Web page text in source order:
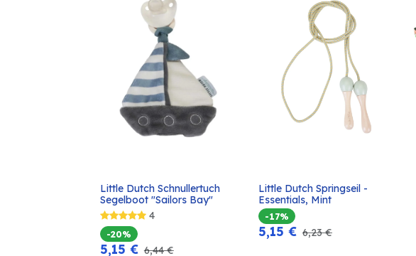
In den
Warenkorb
Little Dutch Schnullertuch
Segelboot "Sailors Bay"
4
-20%
5,15 € 6,44€
In den
Warenkorb
Little Dutch Springseil -
Essentials, Mint
-17%
5,15 € 6,23€